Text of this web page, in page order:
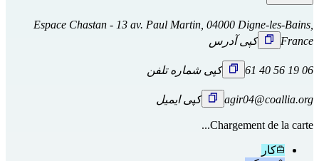
Espace Chastan - 13 av. Paul Martin, 04000 Digne-les-Bains,
France
کپی آدرس
06 19 56 40 61 کپی شماره تلفن
agir04@coallia.org کپی ایمیل
Chargement de la carte...
کار